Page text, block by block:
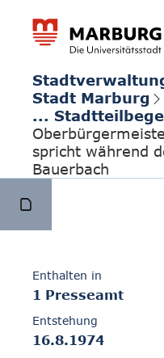
Stadt Marburg
...
spricht während
Bauerbach
Enthalten in
1 Presseamt
Entstehung
16.8.1974